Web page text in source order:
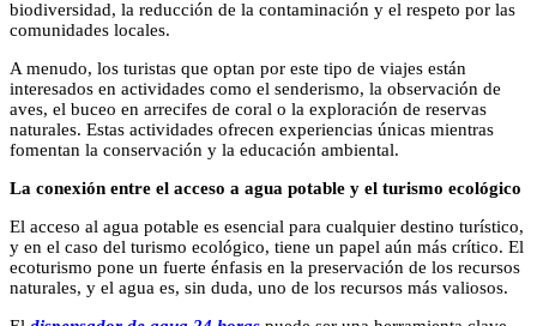
biodiversidad, la reducción de la contaminación y el respeto por las
comunidades locales.
A menudo, los turistas que optan por este tipo de viajes están
interesados en actividades como el senderismo, la observación de
aves, el buceo en arrecifes de coral o la exploración de reservas
naturales. Estas actividades ofrecen experiencias únicas mientras
fomentan la conservación y la educación ambiental.
La conexión entre el acceso a agua potable y el turismo ecológico
El acceso al agua potable es esencial para cualquier destino turístico,
y en el caso del turismo ecológico, tiene un papel aún más crítico. El
ecoturismo pone un fuerte énfasis en la preservación de los recursos
naturales, y el agua es, sin duda, uno de los recursos más valiosos.